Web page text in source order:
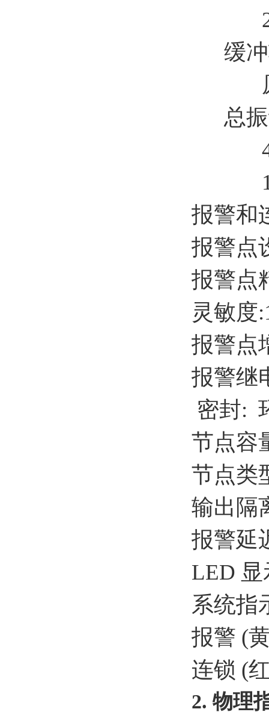
缓冲
原始
总振
4 -
1 -
报警和
报警点
报警点
灵敏度
报警点
报警继
密封:
节点容
节点类
输出隔
报警延
LED 显
系统指
报警 (
连锁 (
2. 物理